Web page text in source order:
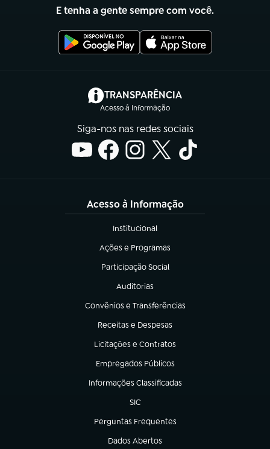
E tenha a gente sempre com você.
TRANSPARÊNCIA
Acesso à Informação
(abre em nova aba)
Siga-nos nas redes sociais
Acesso à Informação
Institucional
(abre em nova aba)
Ações e Programas
(abre em nova aba)
Participação Social
(abre em nova aba)
Auditorias
(abre em nova aba)
Convênios e Transferências
(abre em nova aba)
Receitas e Despesas
(abre em nova aba)
Licitações e Contratos
(abre em nova aba)
Empregados Públicos
(abre em nova aba)
Informações Classificadas
(abre em nova aba)
SIC
(abre em nova aba)
Perguntas Frequentes
(abre em nova aba)
Dados Abertos
(abre em nova aba)